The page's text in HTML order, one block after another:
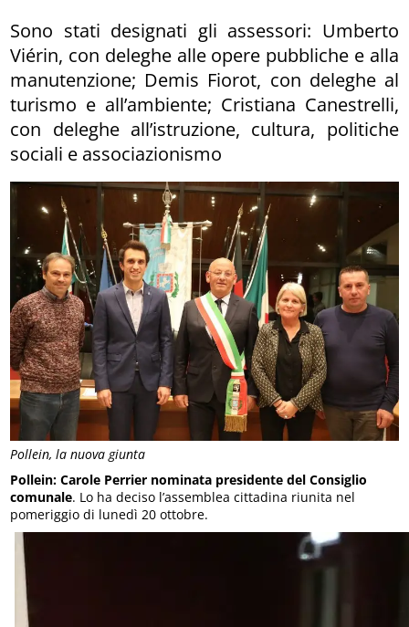
Pollein, la nuova giunta
Sono stati designati gli assessori: Umberto
Viérin, con deleghe alle opere pubbliche e alla
manutenzione; Demis Fiorot, con deleghe al
turismo e all’ambiente; Cristiana Canestrelli,
con deleghe all’istruzione, cultura, politiche
sociali e associazionismo
Pollein: Carole Perrier nominata presidente del Consiglio
comunale. Lo ha deciso l’assemblea cittadina riunita nel
pomeriggio di lunedì 20 ottobre.